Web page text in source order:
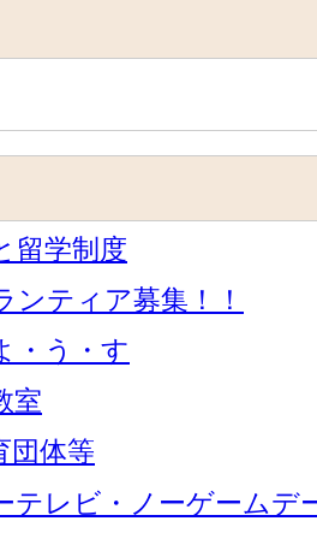
留学制度
ンティア募集！！
・う・す
室
団体等
テレビ・ノーゲームデ